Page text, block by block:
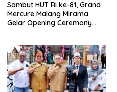
Sambut HUT RI ke-81, Grand
Mercure Malang Mirama
Gelar Opening Ceremony